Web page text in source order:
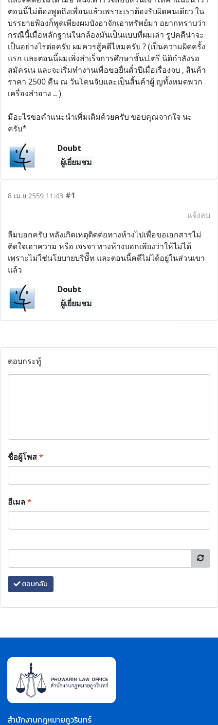
ตอนนี้ไม่ต้องพูดถึงเพื่อนแล้วเพราะเราต้องรับผิดคนเดียว ใน
บรรยายฟ้องก็พูดเพียงผมบังอาจักเอาทรัพย์มา อยากทราบว่า
กรณีนี้เมื่อหลักฐานในกล้องมันเป็นแบบที่ผมเล่า รูปคดีน่าจะ
เป็นอย่างไรต่อครับ ผมควรสู้คดีไหมครับ ? (เป็นความผิดครั้ง
แรก และตอนนี้ผมเพิ่งสำเร็จการศึกษาชั้นป.ตรี นิติกำลังรอ
สมัครเน และจะเริ่มทำงานเพื่อขอยื่นตั๋วปีเมื่อเรื่องจบ , สินค้า
ราคา 2500 คืน ณ วันโดนจับและเป็นสิ้นค้าผู้ ญทั้งหมดพวก
เครื่องสำอาง .. )
มีอะไรขอคำแนะนำเพิ่มเติมด้วยครับ ขอบคุณจากใจ นะ
ครับ*
Doubt
ผู้เยี่ยมชม
8 เม.ย 2559 11:43 #1
แจ้งลบ
ลืมบอกครับ หลังเกิดเหตุติดต่อทางห้างไปเพื่อขอเอกสารไม่
ติดใจเอาความ หรือ เจรจา ทางห้างบอกเพียงว่าให้ไม่ได้
เพราะไม่ใช่นโยบายบริษัืท และตอนนี้คดีไม่ได้อยู่ในส่วนเขา
แล้ว
Doubt
ผู้เยี่ยมชม
ตอบกระทู้
ชื่อผู้โพส*
อีเมล*
ตอบกลับ
สำนักงานกฎหมายภูวรินทร์